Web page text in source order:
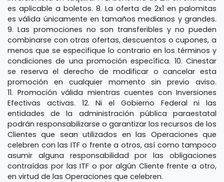
es aplicable a boletos. 8. La oferta de 2x1 en palomitas
es válida únicamente en tamaños medianos y grandes.
9. Las promociones no son transferibles y no pueden
combinarse con otras ofertas, descuentos o cupones, a
menos que se especifique lo contrario en los términos y
condiciones de una promoción específica. 10. Cinestar
se reserva el derecho de modificar o cancelar esta
promoción en cualquier momento sin previo aviso.
11. Promoción válida mientras cuentes con Inversiones
Efectivas activas. 12.Ni el Gobierno Federal ni las
entidades de la administración pública paraestatal
podrán responsabilizarse o garantizar los recursos de los
Clientes que sean utilizados en las Operaciones que
celebren con las ITF o frente a otros, así como tampoco
asumir alguna responsabilidad por las obligaciones
contraídas por las ITF o por algún Cliente frente a otro,
en virtud de las Operaciones que celebren.